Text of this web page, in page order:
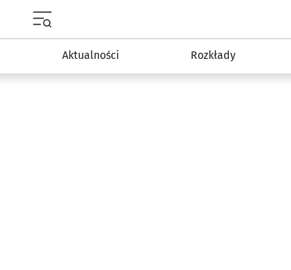
Aktualności Rozkłady